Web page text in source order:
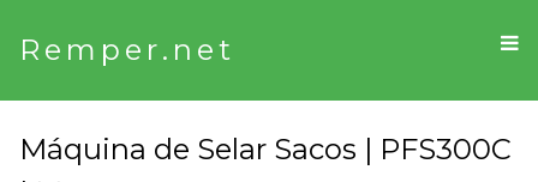
Remper.net
Máquina de Selar Sacos | PFS300C